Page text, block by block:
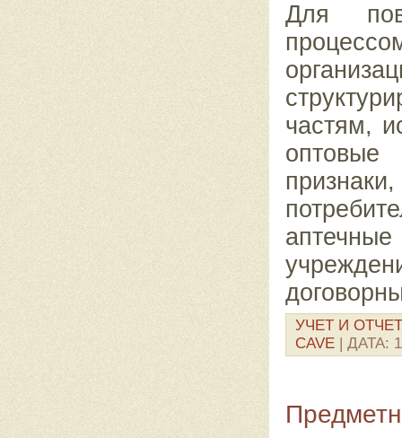
Для
частям,
оптовые
аптечные
УЧЕТ И
CAVE | ДАТА: